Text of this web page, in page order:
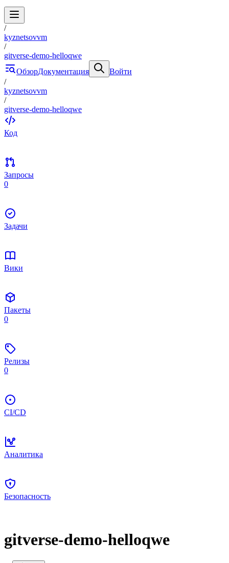
/
kyznetsovvm
/
gitverse-demo-helloqwe
ОбзорДокументация
Войти
/
kyznetsovvm
/
gitverse-demo-helloqwe
Код
Запросы
0
Задачи
Вики
Пакеты
0
Релизы
0
CI/CD
Аналитика
Безопасность
gitverse-demo-helloqwe